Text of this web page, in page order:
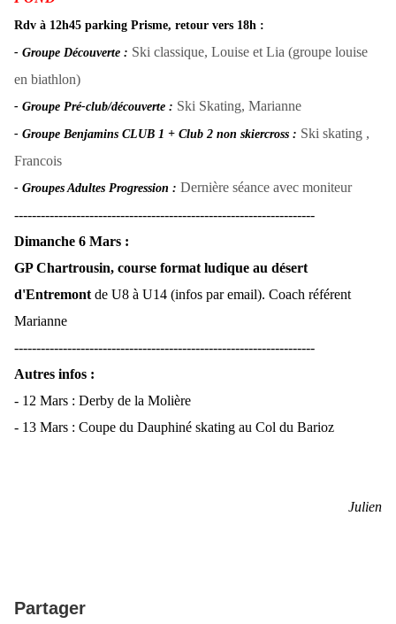
Rdv à 12h45 parking Prisme, retour vers 18h :
- Groupe Découverte : Ski classique, Louise et Lia (groupe louise
en biathlon)
- Groupe Pré-club/découverte : Ski Skating, Marianne
- Groupe Benjamins CLUB 1 + Club 2 non skiercross : Ski skating ,
Francois
- Groupes Adultes Progression : Dernière séance avec moniteur
--------------------------------------------------------------------
Dimanche 6 Mars :
GP Chartrousin, course format ludique au désert
d'Entremont de U8 à U14 (infos par email). Coach référent
Marianne
--------------------------------------------------------------------
Autres infos :
- 12 Mars : Derby de la Molière
- 13 Mars : Coupe du Dauphiné skating au Col du Barioz
Julien
Partager